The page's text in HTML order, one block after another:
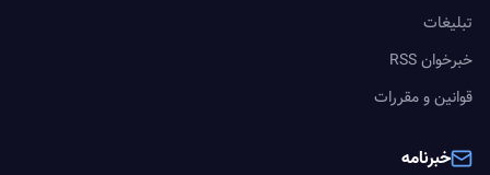
تبلیغات
خبرخوان RSS
قوانین و مقررات
خبرنامه